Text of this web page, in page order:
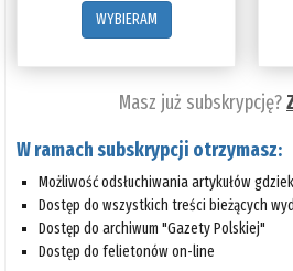
WYBIERAM
Masz już subskrypcję?
W ramach subskrypcji otrzymasz:
Możliwość odsłuchiwania artykułów
Dostęp do wszystkich treści bieżących
Dostęp do archiwum "Gazety Polskiej"
Dostęp do felietonów on-line